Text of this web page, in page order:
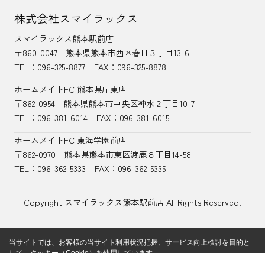
株式会社スマイラックス
スマイラックス熊本駅前店
〒860-0047
熊本県熊本市西区春日３丁目13-6
TEL： 096-325-8877
FAX：096-325-8878
ホームメイトFC 熊本県庁東店
〒862-0954
熊本県熊本市中央区神水２丁目10-7
TEL：096-381-6014
FAX：096-381-6015
ホームメイトFC 東海学園前店
〒862-0970
熊本県熊本市東区渡鹿８丁目14-58
TEL： 096-362-5333 FAX：096-362-5335
Copyright スマイラックス熊本駅前店 All Rights Reserved.
当サイトでは、お客様の当サイト利用状況把握、サービス向上検討を目的と